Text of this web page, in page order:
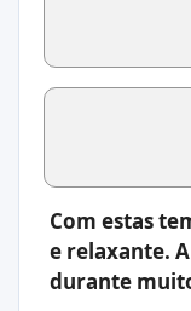
Com estas
e relaxante.
durante